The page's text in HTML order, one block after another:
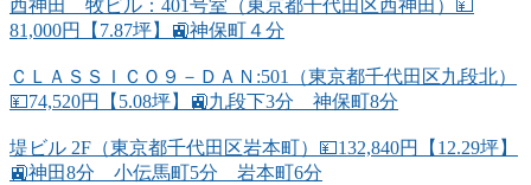
西神田 牧ビル：401号室（東京都千代田区西神田）💴
81,000円【7.87坪】🚉神保町４分
ＣＬＡＳＳＩＣＯ９－ＤＡＮ:501（東京都千代田区九段北）
💴74,520円【5.08坪】🚉九段下3分 神保町8分
堤ビル 2F（東京都千代田区岩本町）💴132,840円【12.29坪】
🚉神田8分 小伝馬町5分 岩本町6分